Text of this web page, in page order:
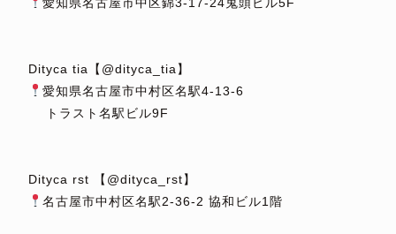
Dityca tia【@dityca_tia】
愛知県名古屋市中村区名駅4-13-6
トラスト名駅ビル9F
Dityca rst 【@dityca_rst】
名古屋市中村区名駅2-36-2 協和ビル1階